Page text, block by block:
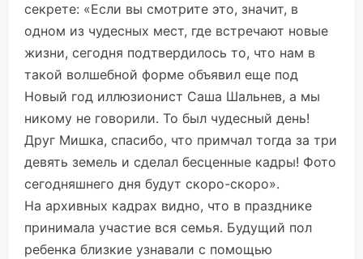
секрете: «Если вы смотрите это, значит, в
одном из чудесных мест, где встречают новые
жизни, сегодня подтвердилось то, что нам в
такой волшебной форме объявил еще под
Новый год иллюзионист Саша Шальнев, а мы
никому не говорили. То был чудесный день!
Друг Мишка, спасибо, что примчал тогда за три
девять земель и сделал бесценные кадры! Фото
сегодняшнего дня будут скоро-скоро».
На архивных кадрах видно, что в празднике
принимала участие вся семья. Будущий пол
ребенка близкие узнавали с помощью